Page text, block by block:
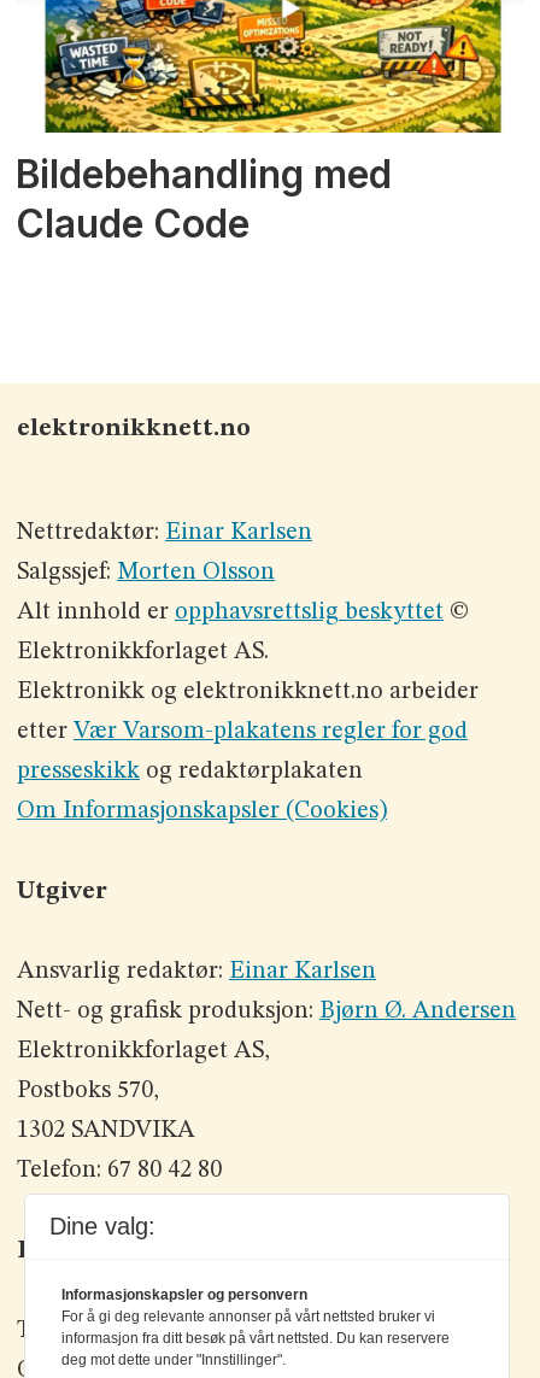
Bildebehandling med
Claude Code
elektronikknett.no
Nettredaktør: Einar Karlsen
Salgssjef: Morten Olsson
Alt innhold er opphavsrettslig beskyttet©
Elektronikkforlaget AS.
Elektronikk og elektronikknett.no arbeider
etter Vær Varsom-plakatens regler for god
presseskikkog redaktørplakaten
Om Informasjonskapsler (Cookies)
Utgiver
Ansvarlig redaktør: Einar Karlsen
Nett- og grafisk produksjon: Bjørn Ø. Andersen
Elektronikkforlaget AS,
Postboks 570,
1302 SANDVIKA
Telefon: 67 80 42 80
Kontakt oss
Tlf: +47 67 80 42 80
Olav Brunborgs vei 6, 1396 Billingstad
Dine valg:
Informasjonskapsler og personvern
For å gi deg relevante annonser på vårt nettsted bruker vi
informasjon fra ditt besøk på vårt nettsted. Du kan reservere
deg mot dette under "Innstillinger".